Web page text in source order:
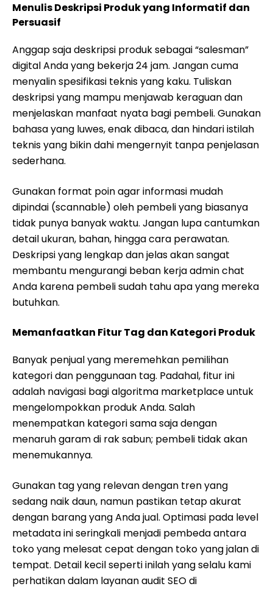
Menulis Deskripsi Produk yang Informatif dan
Persuasif
Anggap saja deskripsi produk sebagai “salesman”
digital Anda yang bekerja 24 jam. Jangan cuma
menyalin spesifikasi teknis yang kaku. Tuliskan
deskripsi yang mampu menjawab keraguan dan
menjelaskan manfaat nyata bagi pembeli. Gunakan
bahasa yang luwes, enak dibaca, dan hindari istilah
teknis yang bikin dahi mengernyit tanpa penjelasan
sederhana.
Gunakan format poin agar informasi mudah
dipindai (scannable) oleh pembeli yang biasanya
tidak punya banyak waktu. Jangan lupa cantumkan
detail ukuran, bahan, hingga cara perawatan.
Deskripsi yang lengkap dan jelas akan sangat
membantu mengurangi beban kerja admin chat
Anda karena pembeli sudah tahu apa yang mereka
butuhkan.
Memanfaatkan Fitur Tag dan Kategori Produk
Banyak penjual yang meremehkan pemilihan
kategori dan penggunaan tag. Padahal, fitur ini
adalah navigasi bagi algoritma marketplace untuk
mengelompokkan produk Anda. Salah
menempatkan kategori sama saja dengan
menaruh garam di rak sabun; pembeli tidak akan
menemukannya.
Gunakan tag yang relevan dengan tren yang
sedang naik daun, namun pastikan tetap akurat
dengan barang yang Anda jual. Optimasi pada level
metadata ini seringkali menjadi pembeda antara
toko yang melesat cepat dengan toko yang jalan di
tempat. Detail kecil seperti inilah yang selalu kami
perhatikan dalam layanan audit SEO di